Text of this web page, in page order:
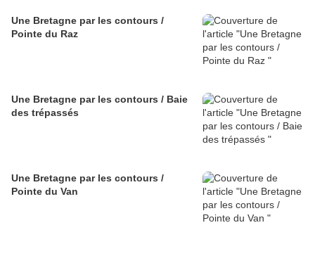
Une Bretagne par les contours /
Pointe du Raz
Une Bretagne par les contours / Baie
des trépassés
Une Bretagne par les contours /
Pointe du Van